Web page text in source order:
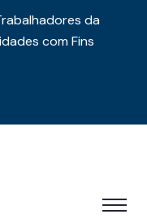
da
com Fins